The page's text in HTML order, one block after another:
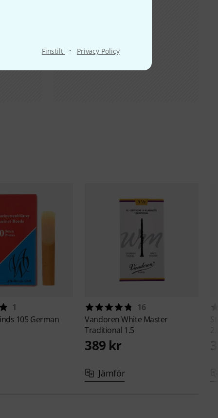
Finstilt · Privacy Policy
1
105 German
16
VandorenWhite Master
Traditional 1.5
389 kr
Jämför